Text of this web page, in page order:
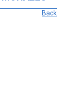
Back